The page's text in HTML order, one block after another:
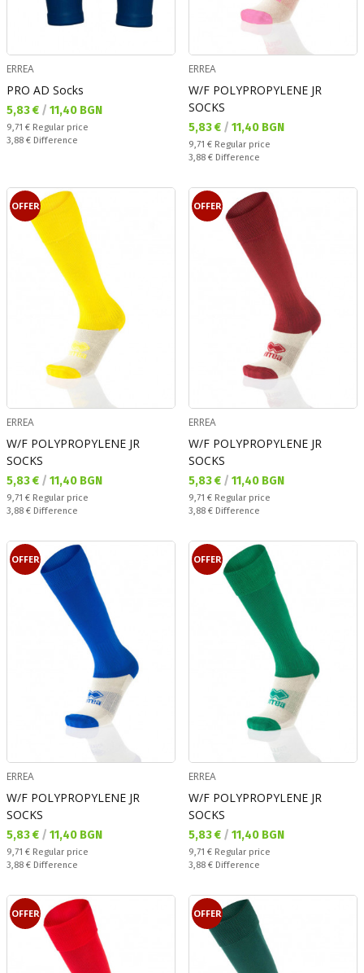
ERREA
PRO AD Socks
Текуща цена:
5,83 € / 11,40 BGN
Regular price:
9,71 € Regular price
Спестявате:
3,88 € Difference
ERREA
W/F POLYPROPYLENE JR
SOCKS
Текуща цена:
5,83 € / 11,40 BGN
Regular price:
9,71 € Regular price
Спестявате:
3,88 € Difference
OFFER
ERREA
W/F POLYPROPYLENE JR
SOCKS
Текуща цена:
5,83 € / 11,40 BGN
Regular price:
9,71 € Regular price
Спестявате:
3,88 € Difference
OFFER
ERREA
W/F POLYPROPYLENE JR
SOCKS
Текуща цена:
5,83 € / 11,40 BGN
Regular price:
9,71 € Regular price
Спестявате:
3,88 € Difference
OFFER
ERREA
W/F POLYPROPYLENE JR
SOCKS
Текуща цена:
5,83 € / 11,40 BGN
Regular price:
9,71 € Regular price
Спестявате:
3,88 € Difference
OFFER
ERREA
W/F POLYPROPYLENE JR
SOCKS
Текуща цена:
5,83 € / 11,40 BGN
Regular price:
9,71 € Regular price
Спестявате:
3,88 € Difference
OFFER OFFER